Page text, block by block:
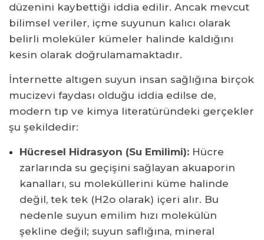
düzenini kaybettiği iddia edilir. Ancak mevcut
bilimsel veriler, içme suyunun kalıcı olarak
belirli moleküler kümeler halinde kaldığını
kesin olarak doğrulamamaktadır.
İnternette altıgen suyun insan sağlığına birçok
mucizevi faydası olduğu iddia edilse de,
modern tıp ve kimya literatüründeki gerçekler
şu şekildedir:
Hücresel Hidrasyon (Su Emilimi): Hücre
zarlarında su geçişini sağlayan akuaporin
kanalları, su moleküllerini küme halinde
değil, tek tek (H2o olarak) içeri alır. Bu
nedenle suyun emilim hızı molekülün
şekline değil; suyun saflığına, mineral